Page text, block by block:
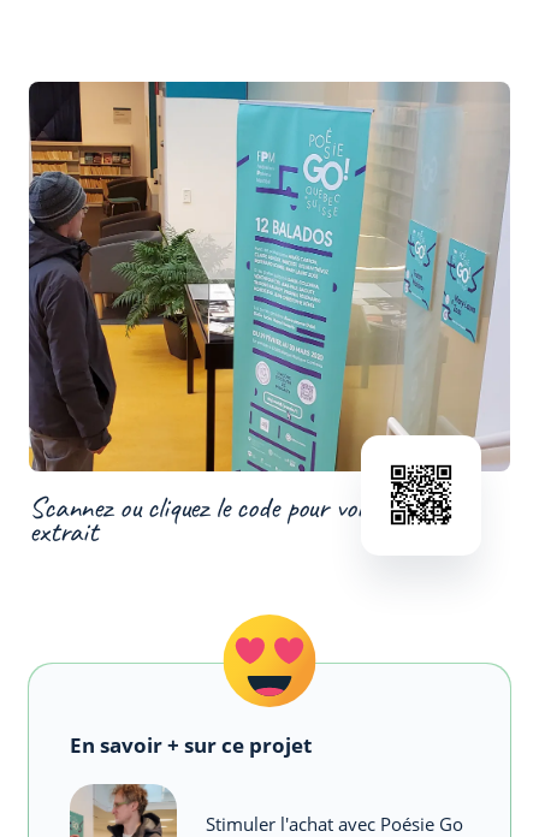
Scannez ou cliquez le code pour voir un
extrait
En savoir + sur ce projet
Stimuler l'achat avec Poésie Go